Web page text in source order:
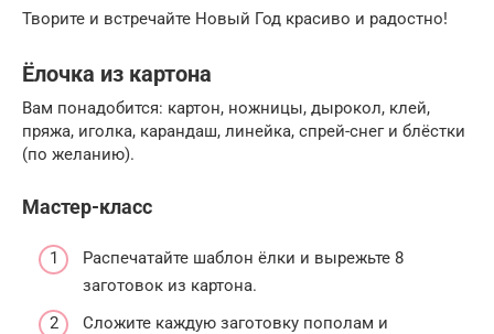
Творите и встречайте Новый Год красиво и радостно!
Ёлочка из картона
Вам понадобится: картон, ножницы, дырокол, клей,
пряжа, иголка, карандаш, линейка, спрей-снег и блёстки
(по желанию).
Мастер-класс
Распечатайте шаблон ёлки и вырежьте 8
заготовок из картона.
Сложите каждую заготовку пополам и